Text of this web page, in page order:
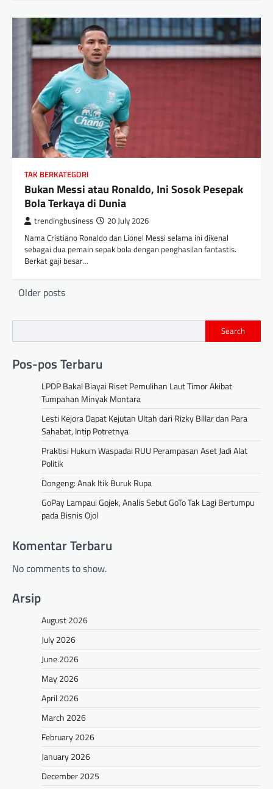
TAK BERKATEGORI
Bukan Messi atau Ronaldo, Ini Sosok Pesepak
Bola Terkaya di Dunia
trendingbusiness 20 July 2026
Nama Cristiano Ronaldo dan Lionel Messi selama ini dikenal
sebagai dua pemain sepak bola dengan penghasilan fantastis.
Berkat gaji besar…
Posts
Older posts
Search
Pos-pos Terbaru
LPDP Bakal Biayai Riset Pemulihan Laut Timor Akibat
Tumpahan Minyak Montara
Lesti Kejora Dapat Kejutan Ultah dari Rizky Billar dan Para
Sahabat, Intip Potretnya
Praktisi Hukum Waspadai RUU Perampasan Aset Jadi Alat
Politik
Dongeng: Anak Itik Buruk Rupa
GoPay Lampaui Gojek, Analis Sebut GoTo Tak Lagi Bertumpu
pada Bisnis Ojol
Komentar Terbaru
No comments to show.
Arsip
August 2026
July 2026
June 2026
May 2026
April 2026
March 2026
February 2026
January 2026
December 2025